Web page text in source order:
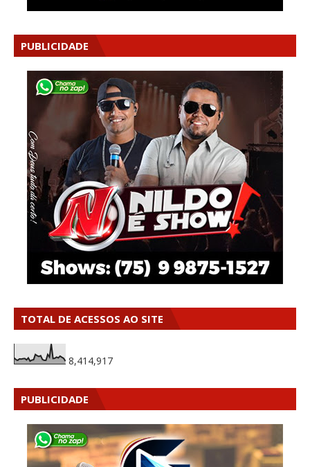
PUBLICIDADE
TOTAL DE ACESSOS AO SITE
8,414,917
PUBLICIDADE